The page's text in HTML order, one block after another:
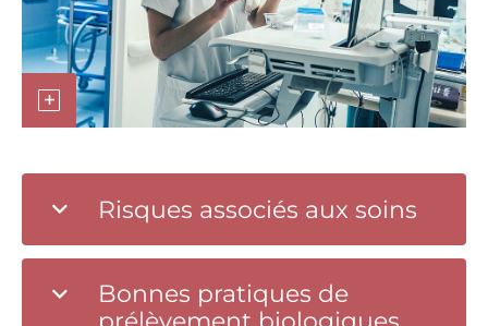
Risques associés aux soins
Bonnes pratiques de